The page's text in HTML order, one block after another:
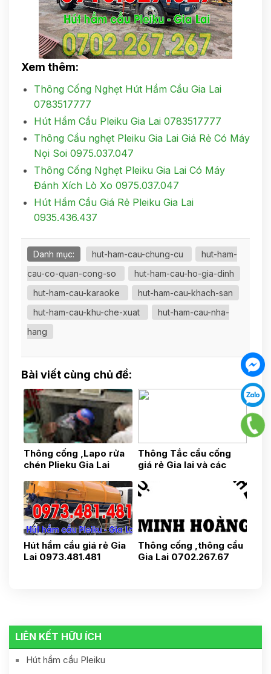
LIÊN KẾT HỮU ÍCH
Hút hầm cầu Pleiku
Xem thêm:
Thông Cống Nghẹt Hút Hầm Cầu Gia Lai
0783517777
Hút Hầm Cầu Pleiku Gia Lai 0783517777
Thông Cầu nghẹt Pleiku Gia Lai Giá Rẻ Có Máy
Nọi Soi 0975.037.047
Thông Cống Nghẹt Pleiku Gia Lai Có Máy
Đánh Xích Lò Xo 0975.037.047
Hút Hầm Cầu Giá Rẻ Pleiku Gia Lai
0935.436.437
Danh mục: hut-ham-cau-chung-cu
hut-ham-
cau-co-quan-cong-so
hut-ham-cau-ho-gia-dinh
hut-ham-cau-karaoke
hut-ham-cau-khach-san
hut-ham-cau-khu-che-xuat
hut-ham-cau-nha-
hang
Bài viết cùng chủ đề:
Thông cống ,Lapo rửa
chén Plieku Gia Lai
Thông Tắc cầu cống
giá rẻ Gia lai và các
0975.31.37.37
Hút hầm cầu giá rẻ Gia
Lai 0973.481.481
Thông cống ,thông cầu
Gia Lai 0702.267.67